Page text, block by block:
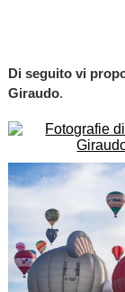
Di seguito vi
Giraudo.